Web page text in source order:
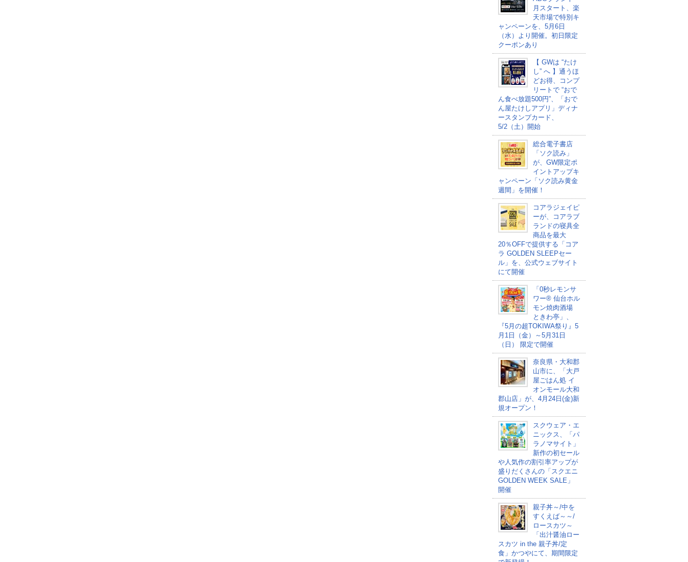
月スタート、楽
天市場で特別キ
ャンペーンを、5月6日
（水）より開催。初日限定
クーポンあり
【 GWは “たけ
し” へ 】通うほ
どお得、コンプ
リートで “おで
ん食べ放題500円”、「おで
ん屋たけしアプリ」ディナ
ースタンプカード、
5/2（土）開始
総合電子書店
「ソク読み」
が、GW限定ポ
イントアップキ
ャンペーン「ソク読み黄金
週間」を開催！
コアラジェイピ
ーが、コアラブ
ランドの寝具全
商品を最大
20％OFFで提供する「コア
ラ GOLDEN SLEEPセー
ル」を、公式ウェブサイト
にて開催
「0秒レモンサ
ワー® 仙台ホル
モン焼肉酒場
ときわ亭」、
『5月の超TOKIWA祭り』5
月1日（金）～5月31日
（日） 限定で開催
奈良県・大和郡
山市に、「大戸
屋ごはん処 イ
オンモール大和
郡山店」が、4月24日(金)新
規オープン！
スクウェア・エ
ニックス、「パ
ラノマサイト」
新作の初セール
や人気作の割引率アップが
盛りだくさんの「スクエニ
GOLDEN WEEK SALE」
開催
親子丼～/中を
すくえば～～/
ロースカツ～
「出汁醤油ロー
スカツ in the 親子丼/定
食」かつやにて、期間限定